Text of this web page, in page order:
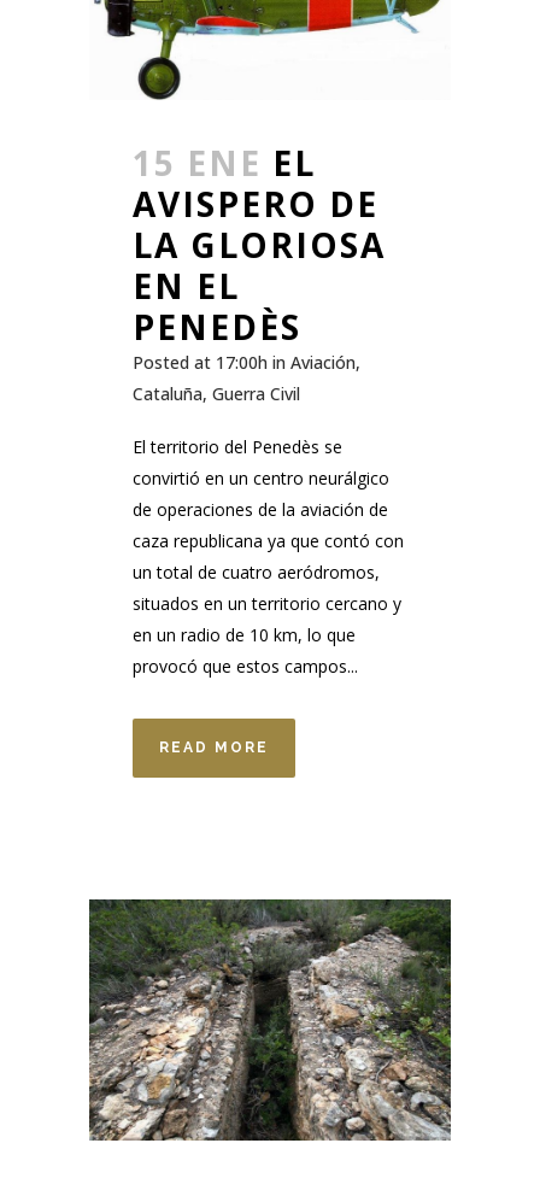
15 ENE EL
AVISPERO DE
LA GLORIOSA
EN EL
PENEDÈS
Posted at 17:00h in Aviación,
Cataluña, Guerra Civil
El territorio del Penedès se
convirtió en un centro neurálgico
de operaciones de la aviación de
caza republicana ya que contó con
un total de cuatro aeródromos,
situados en un territorio cercano y
en un radio de 10 km, lo que
provocó que estos campos...
READ MORE